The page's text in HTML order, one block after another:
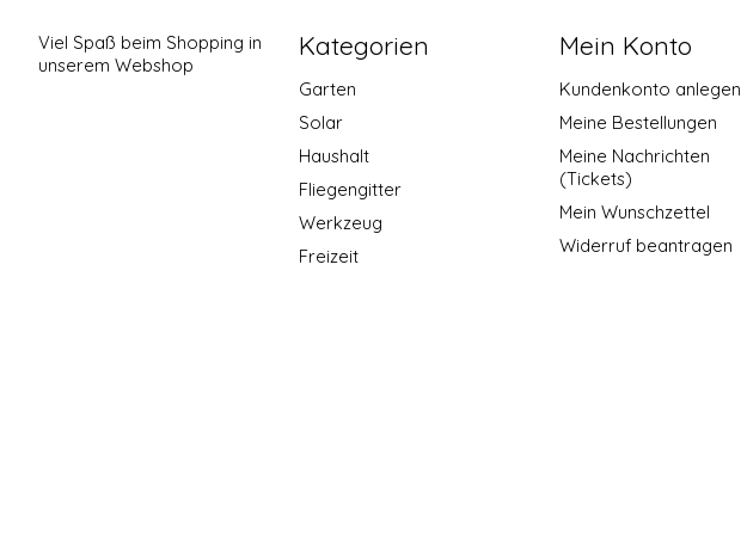
Viel Spaß beim Shopping in
unserem Webshop
Kategorien
Garten
Solar
Haushalt
Fliegengitter
Werkzeug
Freizeit
Mein Konto
Kundenkonto anlegen
Meine Bestellungen
Meine Nachrichten
(Tickets)
Mein Wunschzettel
Widerruf beantragen